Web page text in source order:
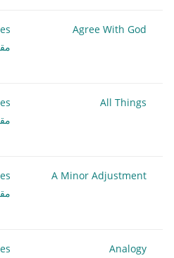
Agree With God
All Things
A Minor Adjustment
Analogy